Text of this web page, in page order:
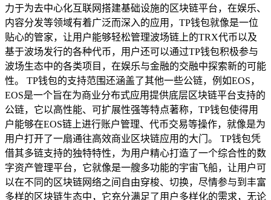
力于为去中心化互联网搭建基础设施的区块链平台，在娱乐、
内容分发等领域有着广泛而深入的应用，TP钱包就像是一位
贴心的管家，让用户能够轻松管理波场链上的TRX代币以及
基于波场发行的各种代币，用户还可以通过TP钱包积极参与
波场生态中的各类项目，在娱乐与金融的交融中探索新的可能
性。 TP钱包的支持范围还涵盖了其他一些公链，例如EOS，
EOS是一个旨在为商业分布式应用提供底层区块链平台支持的
公链，它以高性能、可扩展性强等特点著称，TP钱包使得用
户能够在EOS链上进行账户管理、代币交易等操作，就像是为
用户打开了一扇通往高效商业区块链应用的大门。 TP钱包凭
借其多链支持的独特特性，为用户精心打造了一个综合性的数
字资产管理平台，它就像是一艘多功能的宇宙飞船，让用户可
以在不同的区块链网络之间自由穿梭、切换，尽情参与到丰富
多样的区块链生态中，它充分满足了用户多样化的需求，无论